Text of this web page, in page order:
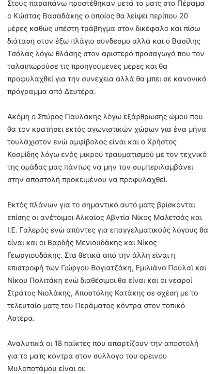
Στους παραπάνω προστέθηκαν μετά το ματς στο Πέραμα
ο Κώστας Βασαδάκης ο οποίος θα λείψει περίπου 20
μέρες καθώς υπέστη τράβηγμα στον δικέφαλο και πίσω
διάταση στον έξω πλάγιο σύνδεσμο αλλά και ο Βασίλης
Τσόλας λόγω θλάσης στον αριστερό προσαγωγό που τον
ταλαιπωρούσε τις προηγούμενες μέρες και θα
προφυλαχθεί για την συνέχεια αλλά θα μπει σε κανονικό
πρόγραμμα από Δευτέρα.
Ακόμη ο Σπύρος Παυλάκης λόγω εξάρθρωσης ώμου που
θα τον κρατήσει εκτός αγωνιστικών χώρων για ένα μήνα
τουλάχιστον ενώ αμφίβολος είναι και ο Χρήστος
Κοσμίδης λόγω ενός μικρού τραυματισμού με τον τεχνικό
της ομάδας μας πάντως να μην τον συμπεριλαμβάνει
στην αποστολή προκειμένου να προφυλαχθεί.
Εκτός πλάνων για το σημαντικό αυτό ματς βρίσκονται
επίσης οι ανέτοιμοι Αλκαίος Αβντία Νίκος Μαλετσάς και
Ι.Ε. Γαλερός ενώ απόντες για επαγγελματικούς λόγους θα
είναι και οι Βαρδής Μενιουδάκης και Νίκος
Γεωργιουδάκης. Στα θετικά από την άλλη είναι η
επιστροφή των Γιώργου Βογιατζάκη, Εμιλιάνο Πούλαϊ και
Νίκου Πολιτάκη ενώ διαθέσιμοι θα είναι και οι νεαροί
Στράτος Νιολάκης, Αποστόλης Κατάκης σε σχέση με το
τελευταίο ματς του Περάματος κόντρα στον τοπικό
Αστέρα.
Αναλυτικά οι 18 παίκτες που απαρτίζουν την αποστολή
για το ματς κόντρα στον σύλλογο του ορεινού
Μυλοποτάμου είναι οι: